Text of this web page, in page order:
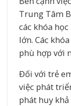
Trung Tâm
các khóa
lớn. Các
phù hợp với
Đối với trẻ
việc phát
phát huy